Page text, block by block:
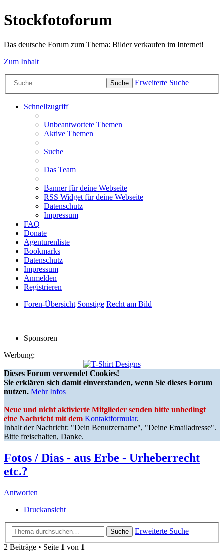
Stockfotoforum
Das deutsche Forum zum Thema: Bilder verkaufen im Internet!
Zum Inhalt
Suche Erweiterte Suche
Schnellzugriff
Unbeantwortete Themen
Aktive Themen
Suche
Das Team
Banner für deine Webseite
RSS Widget für deine Webseite
Datenschutz
Impressum
FAQ
Donate
Agenturenliste
Bookmarks
Datenschutz
Impressum
Anmelden
Registrieren
Foren-Übersicht Sonstige Recht am Bild
Sponsoren
Werbung:
Dieses Forum verwendet Cookies!
Sie erklären sich damit einverstanden, wenn Sie dieses Forum
nutzen. Mehr Infos
Neue und nicht aktivierte Mitglieder senden bitte unbedingt
eine Nachricht mit dem Kontaktformular.
Inhalt der Nachricht: "Dein Benutzername", "Deine Emailadresse".
Bitte freischalten, Danke.
Fotos / Dias - aus Erbe - Urheberrecht
etc.?
Antworten
Druckansicht
Suche
Erweiterte Suche
2 Beiträge • Seite 1 von 1